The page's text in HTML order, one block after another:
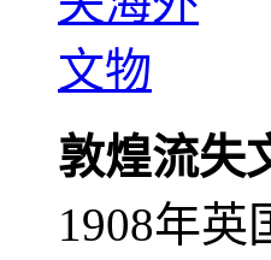
敦煌流失
1908年